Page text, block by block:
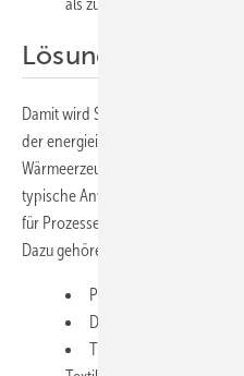
als zu heiß oder zu
Lösung für
Damit wird Solarthermie zur
der energieintensiven Industrie –
Wärmeerzeugung im Netz sinnvoll
typische Anwendungen. Denn
für Prozesse mit kontinuierlichem
Dazu gehören zum Beispiel:
Prozesswasser- und
Dampfunterstützung
Thermoölkreisläufe